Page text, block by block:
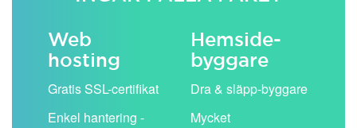
Web
hosting
Gratis SSL-certifikat
Enkel hantering -
Hemside­
byggare
Dra & släpp-byggare
Mycket